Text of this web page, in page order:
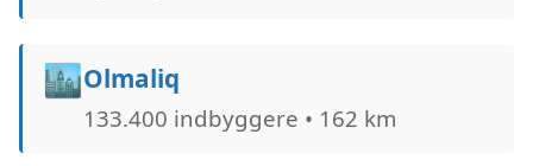
🏙️Olmaliq
133.400 indbyggere • 162 km